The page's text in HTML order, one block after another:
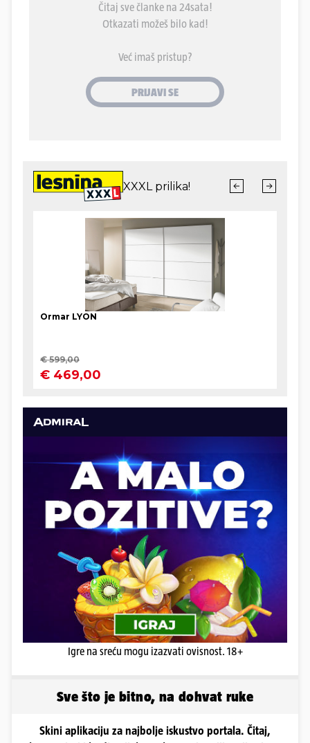
Igre na sreću mogu izazvati ovisnost. 18+
Sve što je bitno, na dohvat ruke
Skini aplikaciju za najbolje iskustvo portala. Čitaj,